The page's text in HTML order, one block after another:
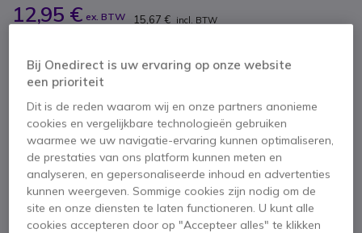
12,95 € ex. BTW 15,67 € incl. BTW
OFFERTE BINNEN 4 UUR
BEL VOOR BESCHIKBAARHEID
2 jaarFabrieksgarantie
Bij Onedirect is uw ervaring op onze website
een prioriteit
Dit is de reden waarom wij en onze partners anonieme
cookies en vergelijkbare technologieën gebruiken
waarmee we uw navigatie-ervaring kunnen optimaliseren,
de prestaties van ons platform kunnen meten en
analyseren, en gepersonaliseerde inhoud en advertenties
kunnen weergeven. Sommige cookies zijn nodig om de
site en onze diensten te laten functioneren. U kunt alle
cookies accepteren door op "Accepteer alles" te klikken